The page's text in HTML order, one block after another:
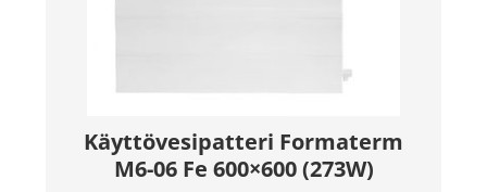
Käyttövesipatteri Formaterm
M6-06 Fe 600×600 (273W)